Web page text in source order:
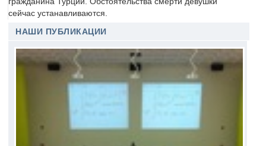
сейчас устанавливаются.
НАШИ ПУБЛИКАЦИИ